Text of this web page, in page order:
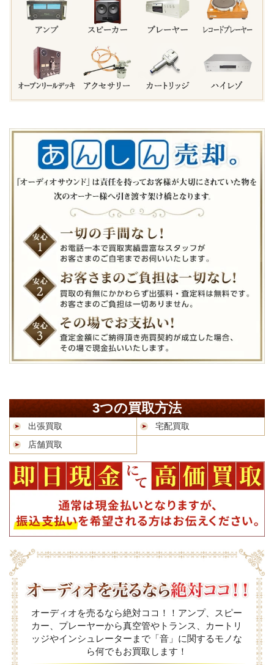
3つの買取方法
出張買取
宅配買取
店舗買取
オーディオを売るなら絶対ココ！！アンプ、スピー
カー、プレーヤーから真空管やトランス、カートリ
ッジやインシュレーターまで「音」に関するモノな
ら何でもお買取します！